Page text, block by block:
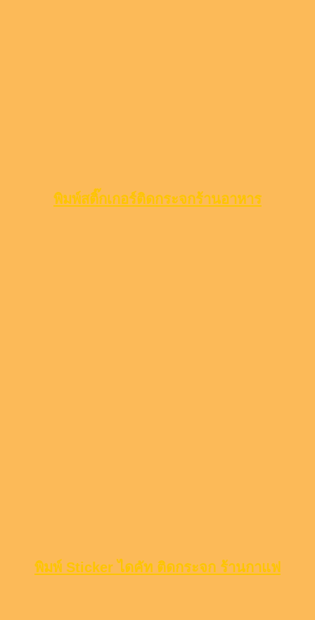
พิมพ์สติ๊กเกอร์ติดกระจกร้านอาหาร
พิมพ์ Sticker ไดคัท ติดกระจก ร้านกาแฟ